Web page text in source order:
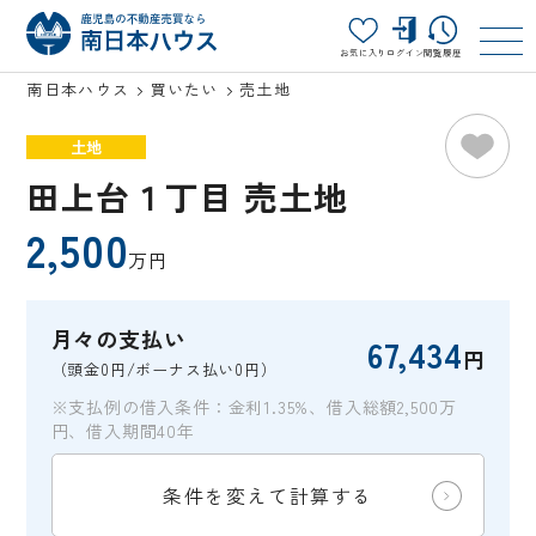
お気に入り ログイン閲覧履歴
南日本ハウス 買いたい 売土地
土地
田上台１丁目 売土地
2,500万円
月々の支払い
（頭金0円/ボーナス払い0円） 67,434円
※支払例の借入条件：金利1.35%、借入総額2,500万
円、借入期間40年
条件を変えて計算する